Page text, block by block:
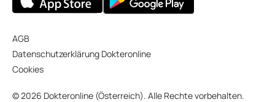
AGB
Datenschutzerklärung Dokteronline
Cookies
© 2026 Dokteronline (Österreich). Alle Rechte vorbehalten.